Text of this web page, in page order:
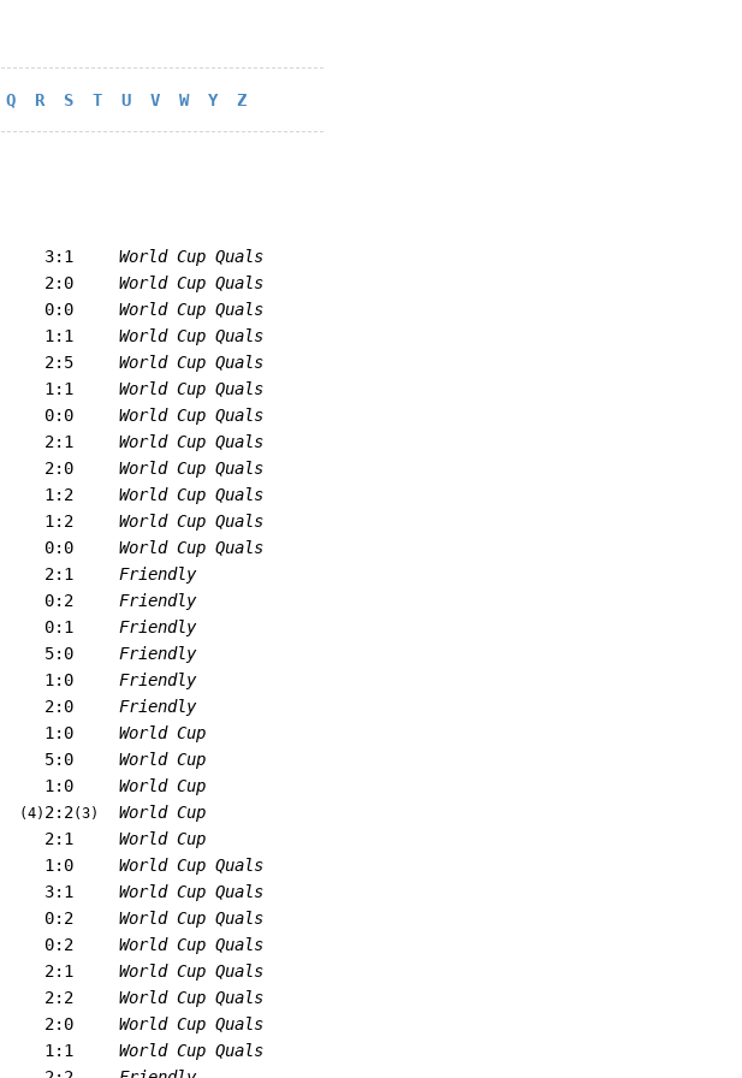
Q R S T U V W Y Z
3:1
World Cup Quals
2:0
World Cup Quals
0:0
World Cup Quals
1:1
World Cup Quals
2:5
World Cup Quals
1:1
World Cup Quals
0:0
World Cup Quals
2:1
World Cup Quals
2:0
World Cup Quals
1:2
World Cup Quals
1:2
World Cup Quals
0:0
World Cup Quals
2:1
Friendly
0:2
Friendly
0:1
Friendly
5:0
Friendly
1:0
Friendly
2:0
Friendly
1:0
World Cup
5:0
World Cup
1:0
World Cup
(4) 2:2(3)
World Cup
2:1
World Cup
1:0
World Cup Quals
3:1
World Cup Quals
0:2
World Cup Quals
0:2
World Cup Quals
2:1
World Cup Quals
2:2
World Cup Quals
2:0
World Cup Quals
1:1
World Cup Quals